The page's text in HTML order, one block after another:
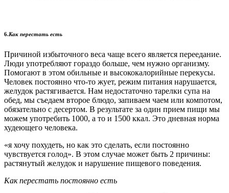
6.Как перестать есть
Причиной избыточного веса чаще всего является переедание.
Люди употребляют гораздо больше, чем нужно организму.
Помогают в этом обильные и высококалорийные перекусы.
Человек постоянно что-то жует, режим питания нарушается,
желудок растягивается. Нам недостаточно тарелки супа на
обед, мы съедаем второе блюдо, запиваем чаем или компотом,
обязательно с десертом. В результате за один прием пищи мы
можем употребить 1000, а то и 1500 ккал. Это дневная норма
худеющего человека.
«я хочу похудеть, но как это сделать, если постоянно
чувствуется голод». В этом случае может быть 2 причины:
растянутый желудок и нарушение пищевого поведения.
Как перестать постоянно есть